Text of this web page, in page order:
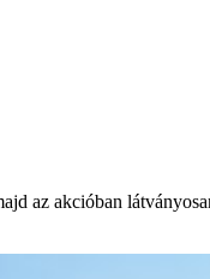
az akcióban